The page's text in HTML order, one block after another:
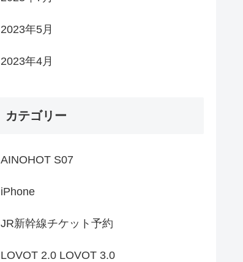
2023年5月
2023年4月
カテゴリー
AINOHOT S07
iPhone
JR新幹線チケット予約
LOVOT 2.0 LOVOT 3.0